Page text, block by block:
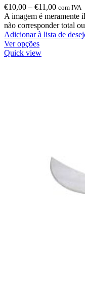
€10,00 – €11,00 com IVA
A imagem é meramente
não corresponder total
Adicionar à lista de
Ver opções
Quick view